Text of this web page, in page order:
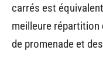
carrés est
meilleure répartition
de promenade et